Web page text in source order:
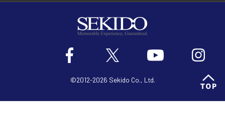
©2012-2026 Sekido Co., Ltd.